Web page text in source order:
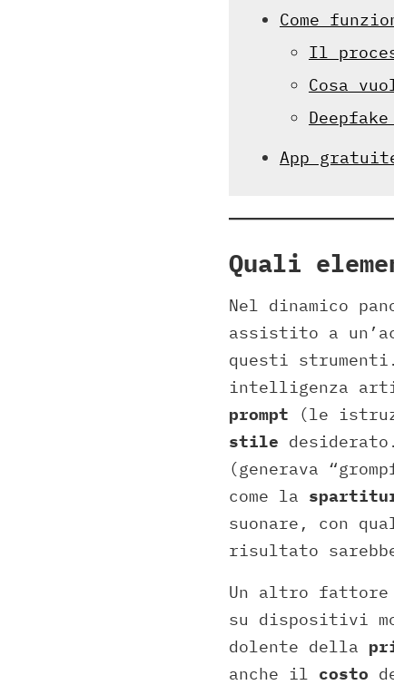
Come
Il
Cosa
App
Quali
Nel dinamico
assistito a
questi
intelligenza
prompt (le
stile
(generava
come la
suonare, con
risultato
Un altro fattore
su dispositivi
dolente della
anche il costo